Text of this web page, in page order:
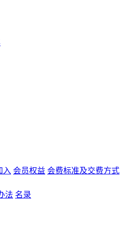
入 会员权益 会费标准及交费方式
法 名录